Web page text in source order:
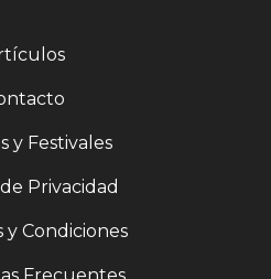
y Festivales
Privacidad
y Condiciones